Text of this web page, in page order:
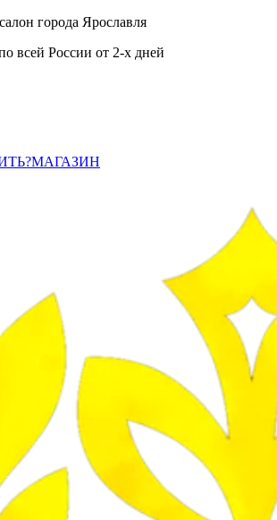
города Ярославля
всей России от 2-х дней
МАГАЗИН